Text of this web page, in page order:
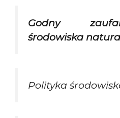
Godny
środowiska
Polityka